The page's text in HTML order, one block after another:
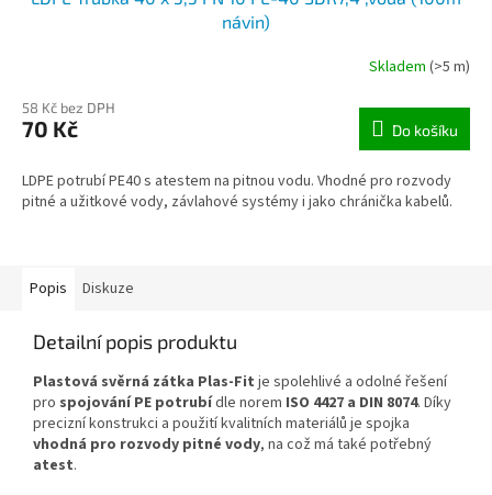
návin)
Skladem (>5 m)
58 Kč bez DPH
70 Kč Do košíku
LDPE potrubí PE40 s atestem na pitnou vodu. Vhodné pro rozvody
pitné a užitkové vody, závlahové systémy i jako chránička kabelů.
Popis Diskuze
Detailní popis produktu
Plastová svěrná zátka Plas-Fit je spolehlivé a odolné řešení
pro spojování PE potrubídle norem ISO 4427 a DIN 8074. Díky
precizní konstrukci a použití kvalitních materiálů je spojka
vhodná pro rozvody pitné vody, na což má také potřebný
atest.